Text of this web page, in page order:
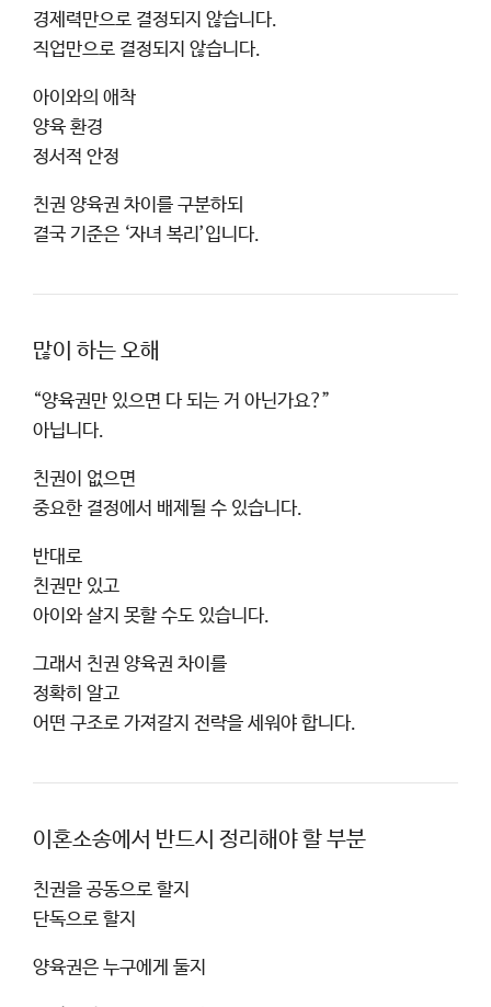
경제력만으로 결정되지 않습니다.
직업만으로 결정되지 않습니다.
아이와의 애착
양육 환경
정서적 안정
친권 양육권 차이를 구분하되
결국 기준은 ‘자녀 복리’입니다.
많이 하는 오해
“양육권만 있으면 다 되는 거 아닌가요?”
아닙니다.
친권이 없으면
중요한 결정에서 배제될 수 있습니다.
반대로
친권만 있고
아이와 살지 못할 수도 있습니다.
그래서 친권 양육권 차이를
정확히 알고
어떤 구조로 가져갈지 전략을 세워야 합니다.
이혼소송에서 반드시 정리해야 할 부분
친권을 공동으로 할지
단독으로 할지
양육권은 누구에게 둘지